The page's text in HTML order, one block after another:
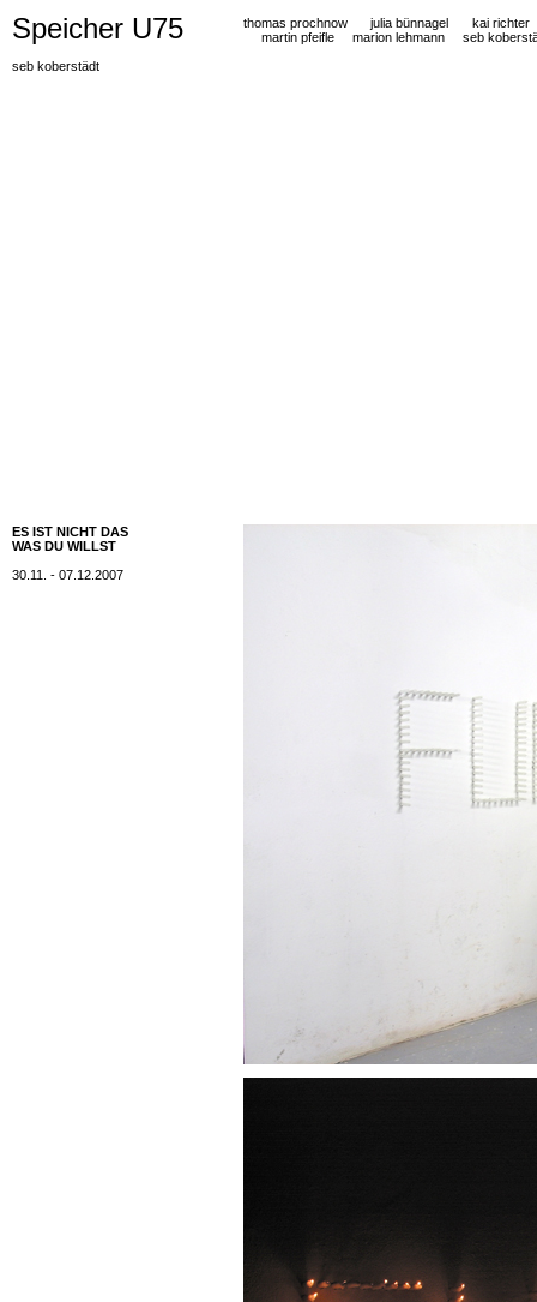
Speicher U75
seb koberstädt
thomas prochnow julia bünnagel
kai richter
martin pfeifle
marion lehmann seb
ES IST NICHT DAS
WAS DU WILLST
30.11. - 07.12.2007